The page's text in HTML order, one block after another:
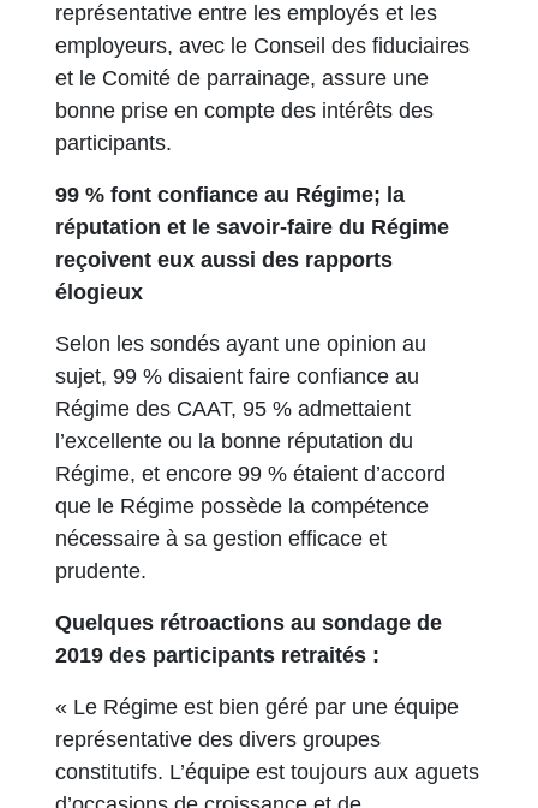
représentative entre les employés et les
employeurs, avec le Conseil des fiduciaires
et le Comité de parrainage, assure une
bonne prise en compte des intérêts des
participants.
99 % font confiance au Régime; la
réputation et le savoir-faire du Régime
reçoivent eux aussi des rapports
élogieux
Selon les sondés ayant une opinion au
sujet, 99 % disaient faire confiance au
Régime des CAAT, 95 % admettaient
l’excellente ou la bonne réputation du
Régime, et encore 99 % étaient d’accord
que le Régime possède la compétence
nécessaire à sa gestion efficace et
prudente.
Quelques rétroactions au sondage de
2019 des participants retraités :
« Le Régime est bien géré par une équipe
représentative des divers groupes
constitutifs. L’équipe est toujours aux aguets